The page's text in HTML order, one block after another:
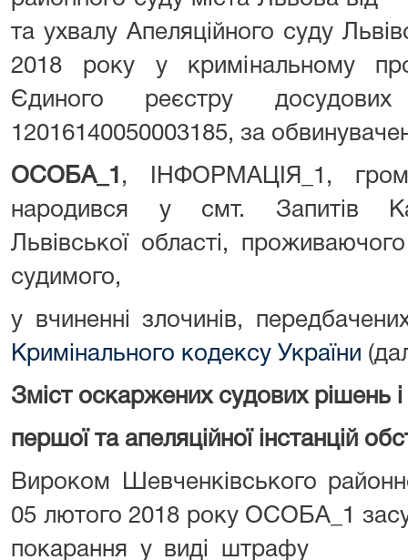
та ухвалу Апеляційного суду
2018 року у кримінальному
Єдиного реєстру
12016140050003185, за
ОСОБА_1 , ІНФОРМАЦІЯ_1,
народився у смт. Запитів
Львівської області,
судимого,
у вчиненні злочинів,
Кримінального кодексу України
Зміст оскаржених судових рішень
першої та апеляційної інстанцій
Вироком Шевченківського
05 лютого 2018 року ОСОБА_1
покарання у виді